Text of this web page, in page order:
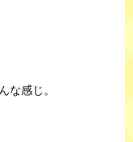
な感じ。